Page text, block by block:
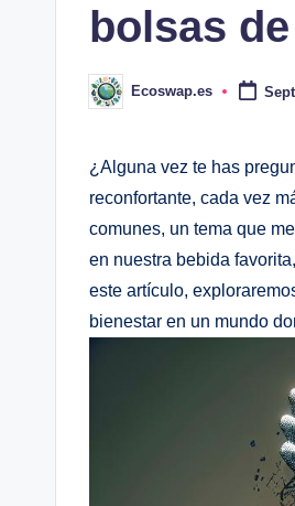
bolsas
Posted
by
Ecoswap.es
¿Alguna vez te has
reconfortante, cada vez
comunes, un tema que
en nuestra bebida
este artículo,
bienestar en un mundo